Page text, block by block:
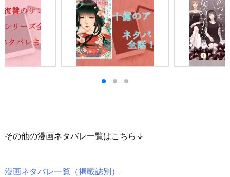
その他の漫画ネタバレ一覧はこちら↓
漫画ネタバレ一覧（掲載誌別）